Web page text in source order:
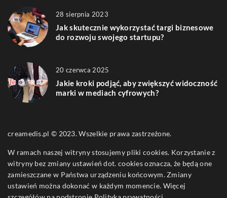
28 sierpnia 2023
Jak skutecznie wykorzystać targi biznesowe
do rozwoju swojego startupu?
20 czerwca 2025
Jakie kroki podjąć, aby zwiększyć widoczność
marki w mediach cyfrowych?
creamedis.pl © 2023. Wszelkie prawa zastrzeżone.
W ramach naszej witryny stosujemy pliki cookies. Korzystanie z
witryny bez zmiany ustawień dot. cookies oznacza, że będą one
zamieszczane w Państwa urządzeniu końcowym. Zmiany
ustawień można dokonać w każdym momencie. Więcej